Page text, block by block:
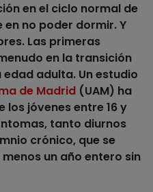
en el ciclo normal de
no poder dormir. Y
Las primeras
en la transición
adulta. Un estudio
de Madrid (UAM) ha
los jóvenes entre 16 y
tanto diurnos
crónico, que se
un año entero sin